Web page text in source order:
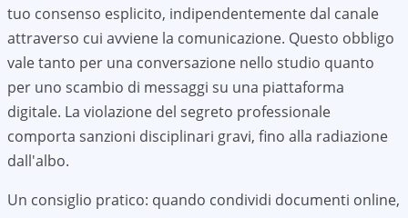
tuo consenso esplicito, indipendentemente dal canale
attraverso cui avviene la comunicazione. Questo obbligo
vale tanto per una conversazione nello studio quanto
per uno scambio di messaggi su una piattaforma
digitale. La violazione del segreto professionale
comporta sanzioni disciplinari gravi, fino alla radiazione
dall'albo.
Un consiglio pratico: quando condividi documenti online,